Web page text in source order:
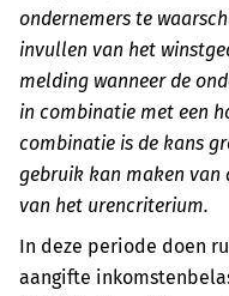
ondernemers te
invullen van het
melding wanneer de
in combinatie met een
combinatie is de kans
gebruik kan maken
van het urencriterium.
In deze periode doen
aangifte